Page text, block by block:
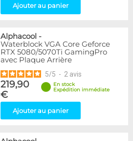
Ajouter au panier
Alphacool -
Waterblock VGA Core Geforce
RTX 5080/5070Ti GamingPro
avec Plaque Arrière
5/5 - 2 avis
219,90
€
En stock
Expédition immédiate
Ajouter au panier